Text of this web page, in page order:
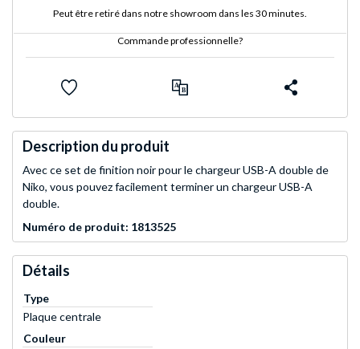
Peut être retiré dans notre showroom dans les 30 minutes.
Commande professionnelle?
Description du produit
Avec ce set de finition noir pour le chargeur USB-A double de
Niko, vous pouvez facilement terminer un chargeur USB-A
double.
Numéro de produit: 1813525
Détails
Type
Plaque centrale
Couleur